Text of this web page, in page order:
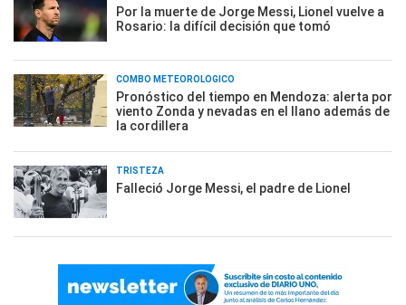
Por la muerte de Jorge Messi, Lionel vuelve a
Rosario: la difícil decisión que tomó
COMBO METEOROLÓGICO
Pronóstico del tiempo en Mendoza: alerta por
viento Zonda y nevadas en el llano además de
la cordillera
TRISTEZA
Falleció Jorge Messi, el padre de Lionel